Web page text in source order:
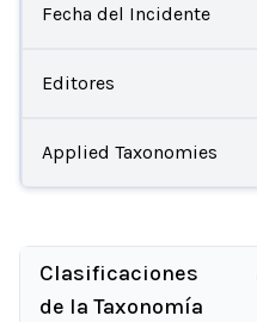
Fecha del Incidente
Editores
Applied Taxonomies
Clasificaciones
de la Taxonomía